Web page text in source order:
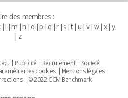
des membres :
l m n o p q r s t u v w x y
z
Publicité Recrutement
Societé
les cookies
Mentions légales
© 2022 CCM Benchmark